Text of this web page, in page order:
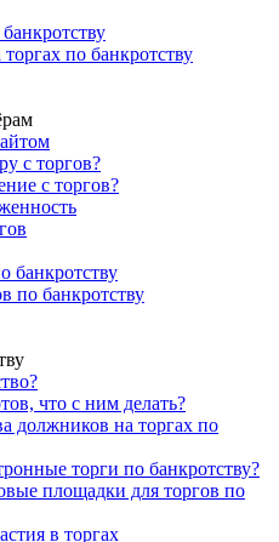
по банкротству
с торгов?
с торгов?
банкротству
по банкротству
что с ним делать?
должников на торгах по
торги по банкротству?
площадки для торгов по
в торгах